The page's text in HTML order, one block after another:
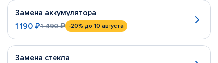
Замена аккумулятора
1 190 ₽1 490 ₽ -20% до 10 августа
Замена стекла